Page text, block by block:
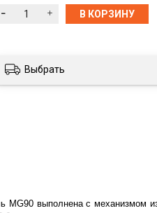
В КОРЗИНУ
Выбрать
MG90 выполнена с механизмом